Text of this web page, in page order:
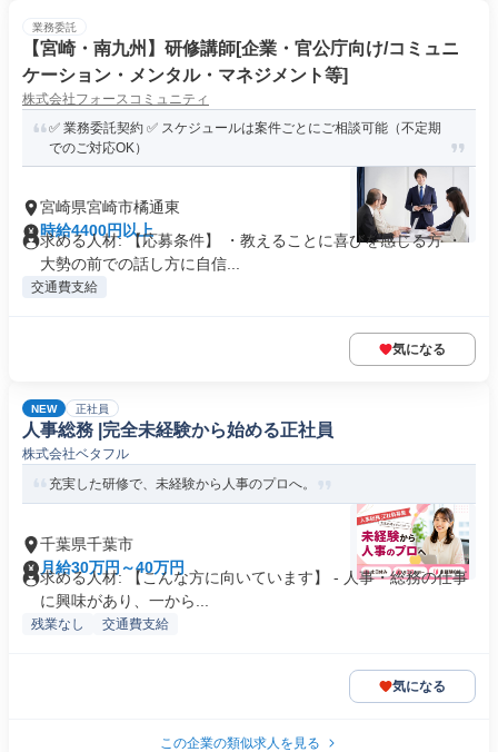
業務委託
【宮崎・南九州】研修講師[企業・官公庁向け/コミュニ
ケーション・メンタル・マネジメント等]
株式会社フォースコミュニティ
✅ 業務委託契約 ✅ スケジュールは案件ごとにご相談可能（不定期
でのご対応OK）
宮崎県宮崎市橘通東
時給4400円以上
求める人材: 【応募条件】 ・教えることに喜びを感じる方 ・
大勢の前での話し方に自信...
交通費支給
気になる
NEW 正社員
人事総務 |完全未経験から始める正社員
株式会社ベタフル
充実した研修で、未経験から人事のプロへ。
千葉県千葉市
月給30万円～40万円
求める人材: 【こんな方に向いています】 - 人事・総務の仕事
に興味があり、一から...
残業なし 交通費支給
気になる
この企業の類似求人を見る